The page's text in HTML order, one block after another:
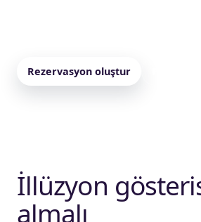
Rezervasyon oluştur
İllüzyon
almalı